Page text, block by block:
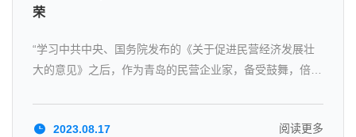
荣
“学习中共中央、国务院发布的《关于促进民营经济发展壮
大的意见》之后，作为青岛的民营企业家，备受鼓舞，倍感
2023.08.17 阅读更多